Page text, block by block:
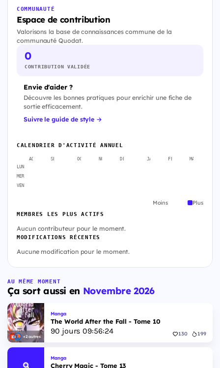
COMMUNAUTÉ
Espace de contribution
Valorisons la base de connaissances commune de la
communauté Quodat.
0
CONTRIBUTION VALIDÉE
Envie d'aider ?
Découvre les bonnes pratiques pour enrichir une fiche de
sortie efficacement.
Suivre le guide de style →
CALENDRIER D'ACTIVITÉ ANNUEL
AOÛT SEPT. OCT. NOV. DÉC. JANV. FÉVR. MARS
LUN
MER
VEN
Moins Plus
MEMBRES LES PLUS ACTIFS
Aucun contributeur pour le moment.
MODIFICATIONS RÉCENTES
Aucune modification pour le moment.
AU MÊME MOMENT
Ça sort aussi en Novembre 2026
+2 autres
Manga
The World After the Fall - Tome 10
90 jours 09:56:24 130 199
Manga
Cherry Magic - Tome 13